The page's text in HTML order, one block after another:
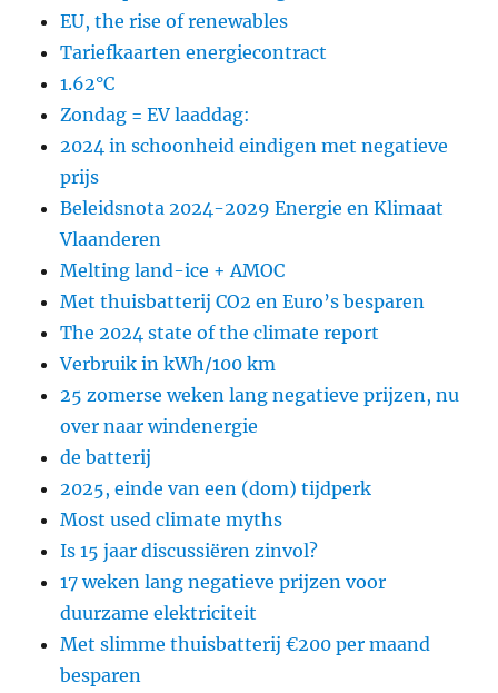
EU, the rise of renewables
Tariefkaarten energiecontract
1.62°C
Zondag = EV laaddag:
2024 in schoonheid eindigen met negatieve
prijs
Beleidsnota 2024-2029 Energie en Klimaat
Vlaanderen
Melting land-ice + AMOC
Met thuisbatterij CO2 en Euro’s besparen
The 2024 state of the climate report
Verbruik in kWh/100 km
25 zomerse weken lang negatieve prijzen, nu
over naar windenergie
de batterij
2025, einde van een (dom) tijdperk
Most used climate myths
Is 15 jaar discussiëren zinvol?
17 weken lang negatieve prijzen voor
duurzame elektriciteit
Met slimme thuisbatterij €200 per maand
besparen